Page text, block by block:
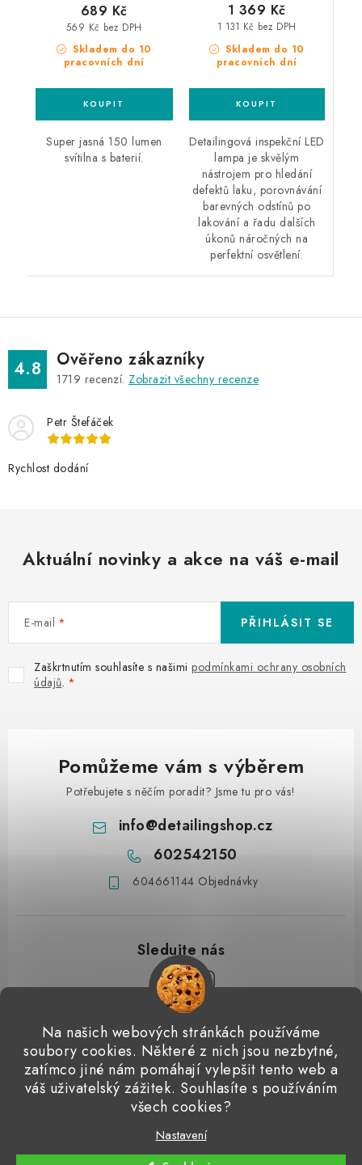
Na našich webových stránkách používáme
soubory cookies. Některé z nich jsou nezbytné,
zatímco jiné nám pomáhají vylepšit tento web a
váš uživatelský zážitek. Souhlasíte s používáním
všech cookies?
Nastavení
Skladem do 10
pracovních dní
569 Kč bez DPH
689 Kč
Super jasná 150 lumen
svítilna s baterií.
Skladem do 10
pracovních dní
1 131 Kč bez DPH
1 369 Kč
Detailingová inspekční LED
lampa je skvělým
nástrojem pro hledání
defektů laku, porovnávání
barevných odstínů po
lakování a řadu dalších
úkonů náročných na
perfektní osvětlení.
4.8 Ověřeno zákazníky
1719 recenzí. Zobrazit všechny recenze
Petr Štefáček
Rychlost dodání
Aktuální novinky a akce na váš e-mail
E-mail
Zaškrtnutím souhlasíte s našimi podmínkami ochrany osobních
údajů.
PŘIHLÁSIT SE
Pomůžeme vám s výběrem
Potřebujete s něčím poradit? Jsme tu pro vás!
info@detailingshop.cz
602542150
604661144 Objednávky
Přijímáme online platby
Detailingclub Dodo Juice Gyeon Quartz ValetPRO
Microfiber Madness
Copyright 2026Detailingshop. Všechna práva vyhrazena.